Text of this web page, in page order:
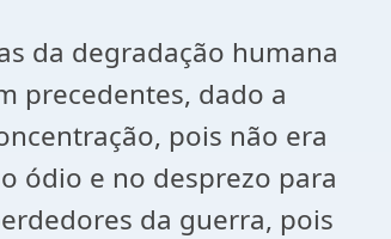
da degradação humana
precedentes, dado a
pois não era
ódio e no desprezo para
da guerra, pois